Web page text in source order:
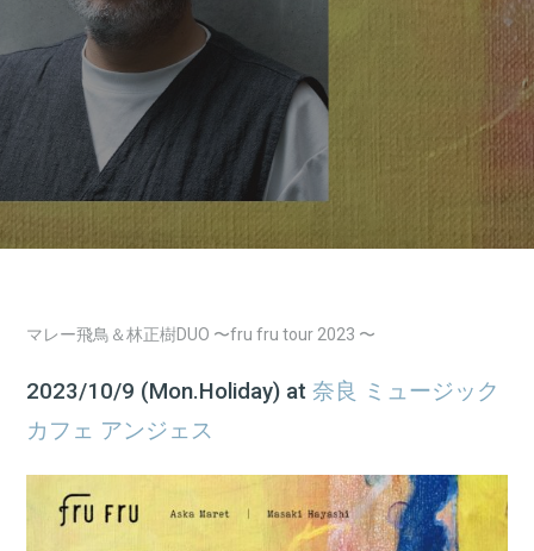
マレー飛鳥＆林正樹DUO 〜fru fru tour 2023 〜
2023/10/9 (Mon.Holiday) at奈良 ミュージック
カフェ アンジェス